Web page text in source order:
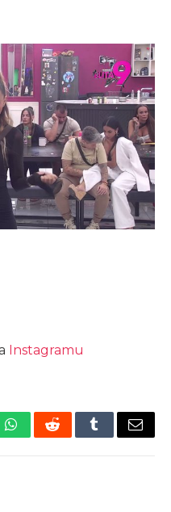
Instagramu
WhatsAppRedditTumblrEmail